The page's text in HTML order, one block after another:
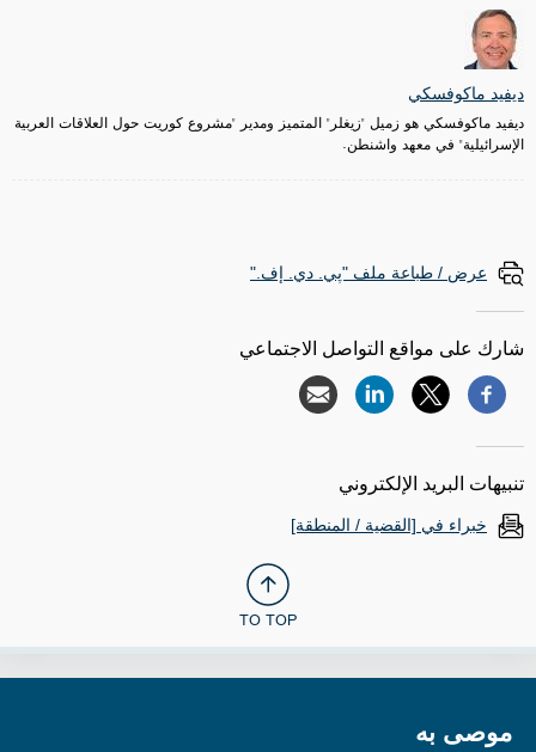
ديفيد ماكوفسكي
ديفيد ماكوفسكي هو زميل "زيغلر" المتميز ومدير "مشروع كوريت حول العلاقات العربية
الإسرائيلية" في معهد واشنطن.
عرض / طباعة ملف "پي. دي. إف."
شارك على مواقع التواصل الاجتماعي
تنبيهات البريد الإلكتروني
خبراء في [القضية / المنطقة]
TO TOP
موصى به